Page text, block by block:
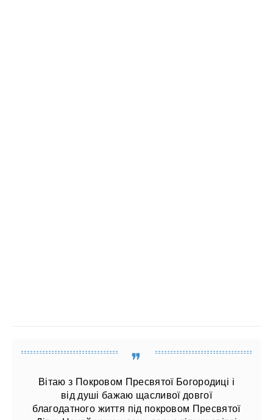
Вітаю з Покровом Пресвятої Богородиці і
від душі бажаю щасливої ​​довгої
благодатного життя під покровом Пресвятої